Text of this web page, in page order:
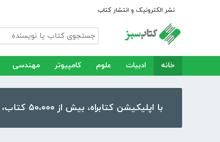
نشر الکترونیک و انتشار کتاب
خانه ادبیات علوم کامپیوتر مهندسی
با اپلیکیشن کتابراه، بیش از ۵۰،۰۰۰ کتاب، کتاب صوتی و رمان را در موبایل و تبلت خود داشته باشید!